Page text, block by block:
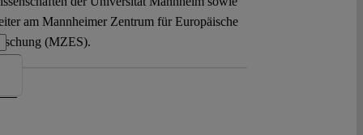
am Mannheimer Zentrum für Europäische
(MZES).